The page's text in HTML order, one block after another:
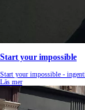
Start your impossible
Start your impossible - i
Läs mer